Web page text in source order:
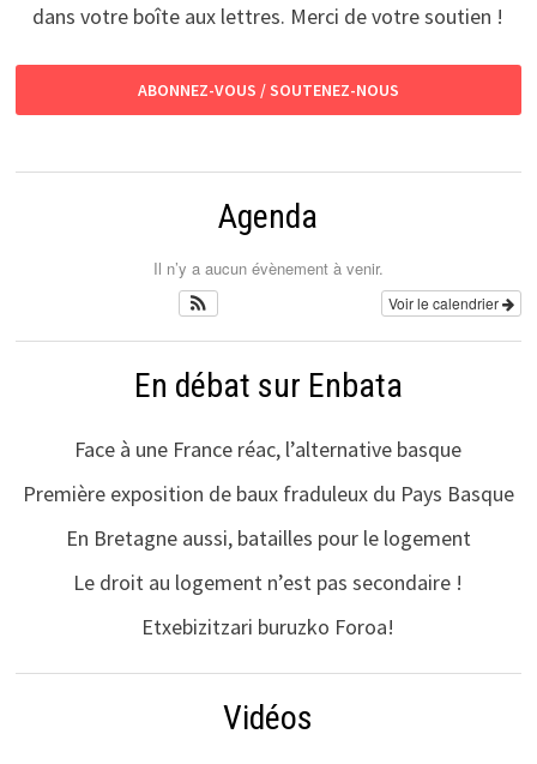
dans votre boîte aux lettres. Merci de votre soutien !
ABONNEZ-VOUS / SOUTENEZ-NOUS
Agenda
Il n’y a aucun évènement à venir.
Voir le calendrier
En débat sur Enbata
Face à une France réac, l’alternative basque
Première exposition de baux fraduleux du Pays Basque
En Bretagne aussi, batailles pour le logement
Le droit au logement n’est pas secondaire !
Etxebizitzari buruzko Foroa!
Vidéos